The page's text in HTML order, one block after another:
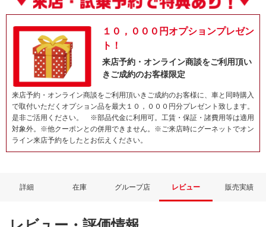
１０，０００円オプションプレゼン
ト！
来店予約・オンライン商談をご利用頂い
きご成約のお客様限定
来店予約・オンライン商談をご利用頂いきご成約のお客様に、車と同時購入
で取付いただくオプション品を最大１０，０００円分プレゼント致します。
是非ご活用ください。 ※部品代金に利用可。工賃・保証・諸費用等は適用
対象外。※他クーポンとの併用できません。※ご来店時にグーネットでオン
ライン来店予約をしたとお伝えください。
詳細 在庫 グループ店 レビュー 販売実績